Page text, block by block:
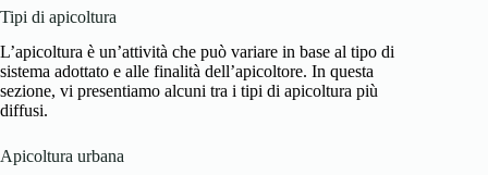
Tipi di apicoltura
L’apicoltura è un’attività che può variare in base al tipo di
sistema adottato e alle finalità dell’apicoltore. In questa
sezione, vi presentiamo alcuni tra i tipi di apicoltura più
diffusi.
Apicoltura urbana